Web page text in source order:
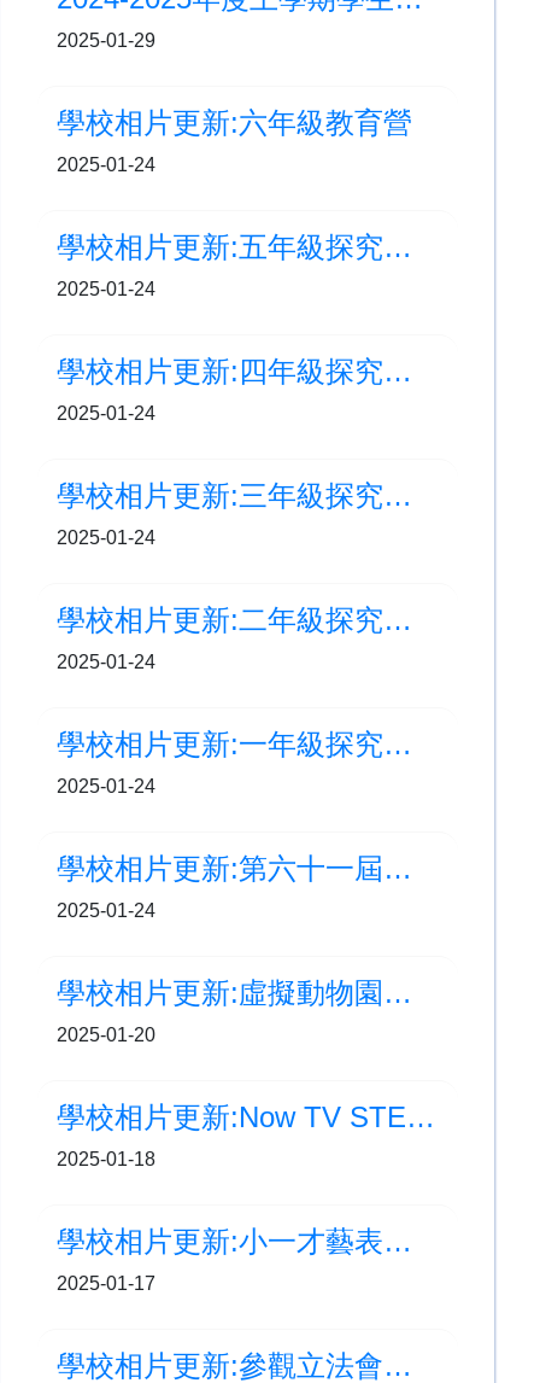
2025-01-29
學校相片更新:六年級教育營
2025-01-24
學校相片更新:五年級探究學習周-粵劇傳承之旅
2025-01-24
學校相片更新:四年級探究學習周:健康生活 Get Set Go
2025-01-24
學校相片更新:三年級探究學習周-精明消費者
2025-01-24
學校相片更新:二年級探究學習周-水果大發現
2025-01-24
學校相片更新:一年級探究學習周-童玩大全
2025-01-24
學校相片更新:第六十一屆學校舞蹈節-小學高年級組中國舞(群舞)甲等獎
2025-01-24
學校相片更新:虛擬動物園大冒險
2025-01-20
學校相片更新:Now TV STEM 獎勵計劃頒獎典禮2024
2025-01-18
學校相片更新:小一才藝表演及百日禮
2025-01-17
學校相片更新:參觀立法會綜合大樓